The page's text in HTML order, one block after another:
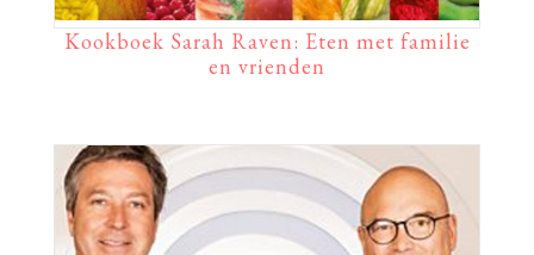
Kookboek Sarah Raven: Eten met familie
en vrienden